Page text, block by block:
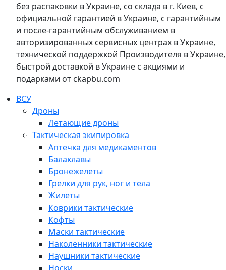
без распаковки в Украине, со склада в г. Киев, с
официальной гарантией в Украине, с гарантийным
и после-гарантийным обслуживанием в
авторизированных сервисных центрах в Украине,
технической поддержкой Производителя в Украине,
быстрой доставкой в Украине с акциями и
подарками от ckapbu.com
ВСУ
Дроны
Летающие дроны
Тактическая экипировка
Аптечка для медикаментов
Балаклавы
Бронежелеты
Грелки для рук, ног и тела
Жилеты
Коврики тактические
Кофты
Маски тактические
Наколенники тактические
Наушники тактические